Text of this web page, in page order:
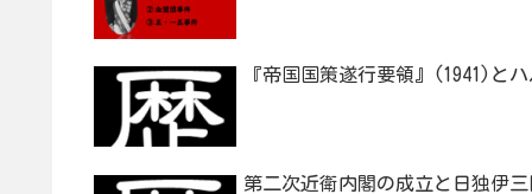
『帝国国策遂行要領』(1941)と
第二次近衛内閣の成立と日独伊